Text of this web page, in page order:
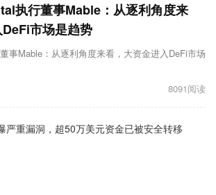
执行董事Mable：从逐利角度来
市场是趋势
事Mable：从逐利角度来看，大资金进入DeFi市场
8091阅读